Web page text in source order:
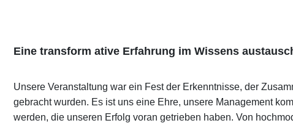
Eine transform ative Erfahrung im Wissens
Unsere Veranstaltung war ein Fest der Erkenntnisse, der
gebracht wurden. Es ist uns eine Ehre, unsere Management
werden, die unseren Erfolg voran getrieben haben. Von